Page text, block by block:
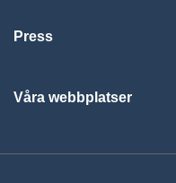
Press
Våra webbplatser